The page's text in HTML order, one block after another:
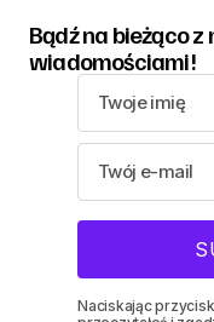
Bądź na bieżąco
wiadomościami!
Naciskając